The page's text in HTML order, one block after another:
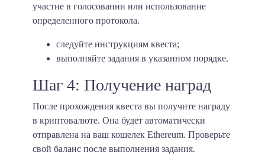
участие в голосовании или использование
определенного протокола.
следуйте инструкциям квеста;
выполняйте задания в указанном порядке.
Шаг 4: Получение наград
После прохождения квеста вы получите награду
в криптовалюте. Она будет автоматически
отправлена на ваш кошелек Ethereum. Проверьте
свой баланс после выполнения задания.